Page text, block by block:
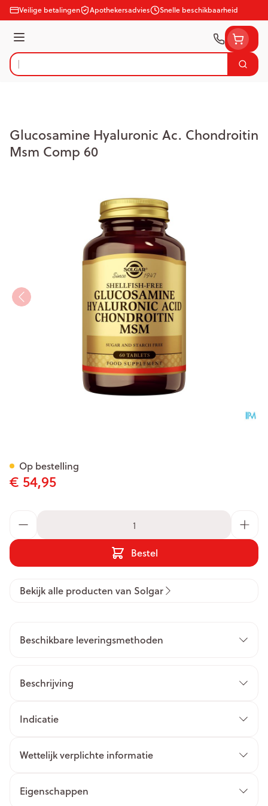
Ga naar de inhoud
Veilige betalingen Apothekersadvies Snelle beschikbaarheid
Menu
Product, merk, categorie...
Zoek
Glucosamine Hyaluronic Ac. Chondroitin
Msm Comp 60
€ 54,95
Bestel
Op bestelling
Bekijk alle producten van Solgar
Beschikbare leveringsmethoden
Beschrijving
Indicatie
Wettelijk verplichte informatie
Eigenschappen